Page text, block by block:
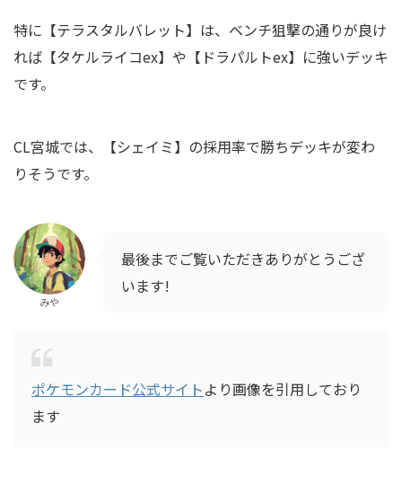
特に【テラスタルバレット】は、ベンチ狙撃の通りが良け
れば【タケルライコex】や【ドラパルトex】に強いデッキ
です。
CL宮城では、【シェイミ】の採用率で勝ちデッキが変わ
りそうです。
みや
最後までご覧いただきありがとうござ
います!
ポケモンカード公式サイトより画像を引用しており
ます